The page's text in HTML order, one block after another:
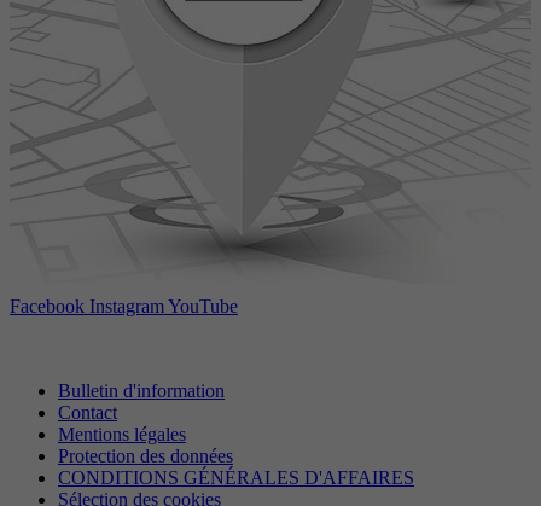
Facebook InstagramYouTube
Bulletin d'information
Contact
Mentions légales
Protection des données
CONDITIONS GÉNÉRALES D'AFFAIRES
Sélection des cookies